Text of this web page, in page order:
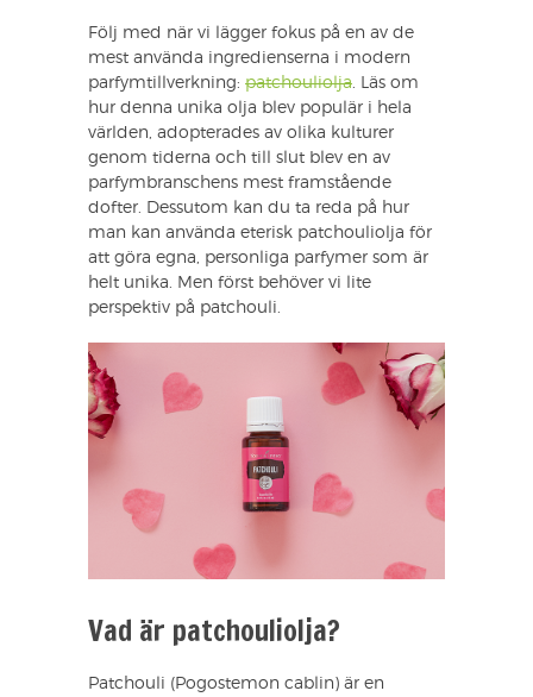
Följ med när vi lägger fokus på en av de
mest använda ingredienserna i modern
parfymtillverkning: patchouliolja . Läs om
hur denna unika olja blev populär i hela
världen, adopterades av olika kulturer
genom tiderna och till slut blev en av
parfymbranschens mest framstående
dofter. Dessutom kan du ta reda på hur
man kan använda eterisk patchouliolja för
att göra egna, personliga parfymer som är
helt unika. Men först behöver vi lite
perspektiv på patchouli.
Vad är patchouliolja?
Patchouli (Pogostemon cablin) är en